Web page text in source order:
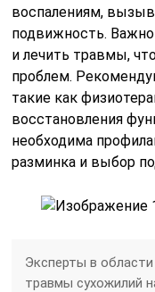
воспалениям,
подвижность.
и лечить травмы,
проблем.
такие как
восстановления
необходима
разминка и выбор
Эксперты в
травмы сухожилий